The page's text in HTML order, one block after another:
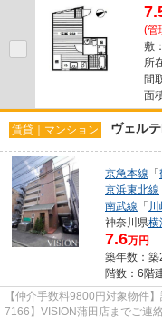
(管
敷
所
間
面
賃貸｜マンション ヴェル
京急本線 「
京浜東北線
南武線 「
神奈川県横
7.6万円
築年数：築
階数：6階
【仲介手数料9800円対象物件
7166】VISION蒲田店ま